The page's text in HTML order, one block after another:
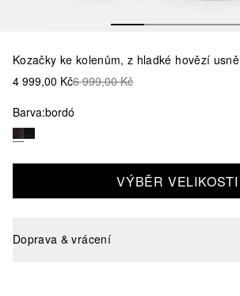
Kozačky ke kolenům, z hladké hovězí usně
4 999,00 Kč6 999,00 Kč
Barva:bordó
VÝBĚR VELIKOSTI
Doprava & vrácení